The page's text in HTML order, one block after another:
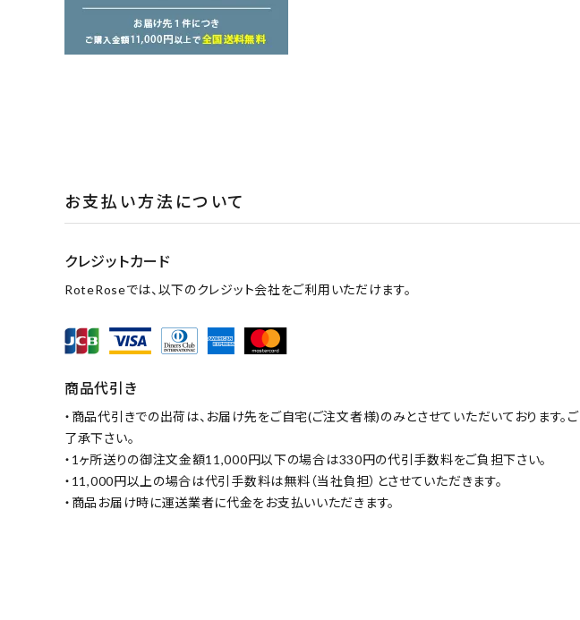
お支払い方法について
クレジットカード
RoteRoseでは、以下のクレジット会社をご利用いただけます。
商品代引き
・商品代引きでの出荷は、お届け先をご自宅(ご注文者様)のみとさせていただいております。ご
了承下さい。
・1ヶ所送りの御注文金額11,000円以下の場合は330円の代引手数料をご負担下さい。
・11,000円以上の場合は代引手数料は無料（当社負担）とさせていただきます。
・商品お届け時に運送業者に代金をお支払いいただきます。